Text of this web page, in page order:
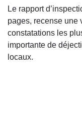
Le rapport
pages, recense une
constatations les
importante de
locaux.